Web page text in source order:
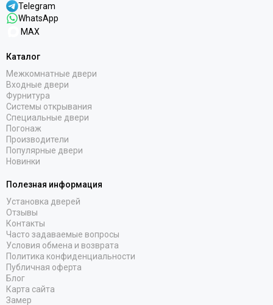
Telegram
WhatsApp
MAX
Каталог
Межкомнатные двери
Входные двери
Фурнитура
Системы открывания
Специальные двери
Погонаж
Производители
Популярные двери
Новинки
Полезная информация
Установка дверей
Отзывы
Контакты
Часто задаваемые вопросы
Условия обмена и возврата
Политика конфиденциальности
Публичная оферта
Блог
Карта сайта
Замер